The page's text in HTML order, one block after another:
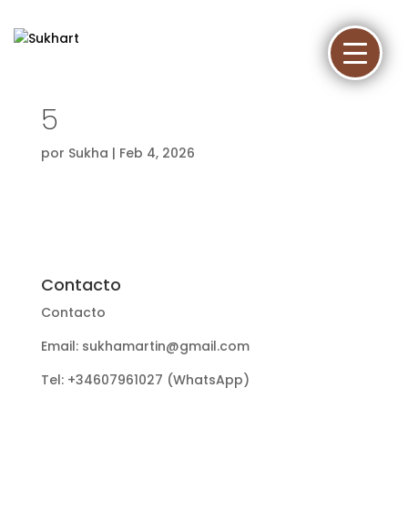
5
por Sukha | Feb 4, 2026
Contacto
Contacto
Email: sukhamartin@gmail.com
Tel: +34607961027 (WhatsApp)